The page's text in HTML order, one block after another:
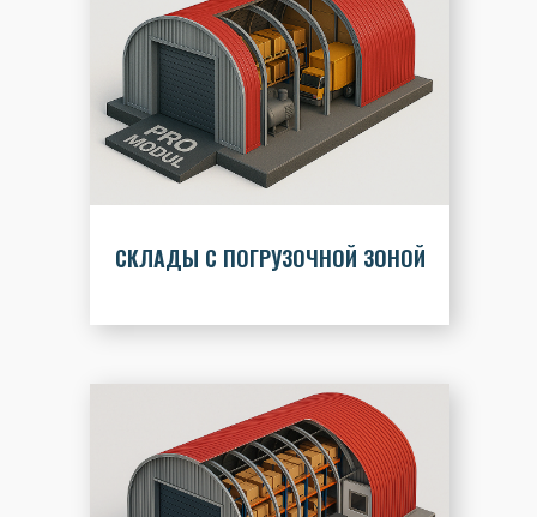
СКЛАДЫ С ПОГРУЗОЧНОЙ ЗОНОЙ